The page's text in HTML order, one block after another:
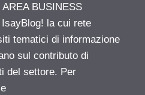
BUSINESS
la cui rete
tematici di informazione
sul contributo di
del settore. Per